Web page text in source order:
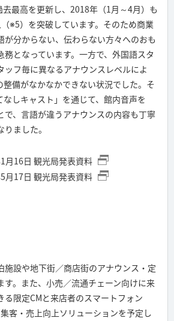
最高を更新し、2018年（1月～4月）も
※5）を突破しています。そのため商業
が分からない、伝わらない方々へのおも
務となっています。一方で、外国語スタ
ッフ毎に異なるアナウンスレベルによ
整備がなかなかできない状況でした。そ
なしキャスト」を通じて、館内音声を
で、言語が違うアナウンスの内容も丁寧
ました。
月16日 観光局発表資料
月17日 観光局発表資料
施設や地下街／商店街のアナウンス・定
す。また、小売／流通チェーン向けに来
る限定CMと来店者のスマートフォン
客・売上向上ソリューションを予定し